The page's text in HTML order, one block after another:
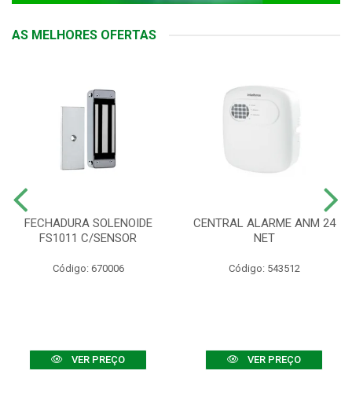
AS MELHORES OFERTAS
FECHADURA SOLENOIDE
FS1011 C/SENSOR
Código: 670006
VER PREÇO
CENTRAL ALARME ANM 24
NET
Código: 543512
VER PREÇO